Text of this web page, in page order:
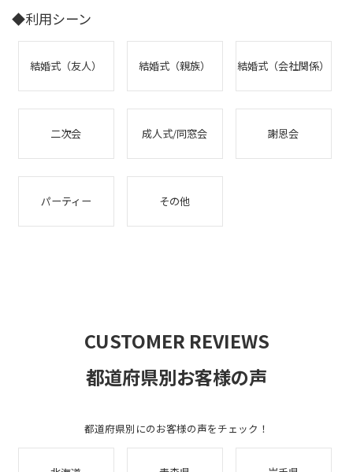
◆利用シーン
結婚式（友人） 結婚式（親族） 結婚式（会社関係）
二次会 成人式/同窓会 謝恩会
パーティー その他
CUSTOMER REVIEWS
都道府県別お客様の声
都道府県別にのお客様の声をチェック！